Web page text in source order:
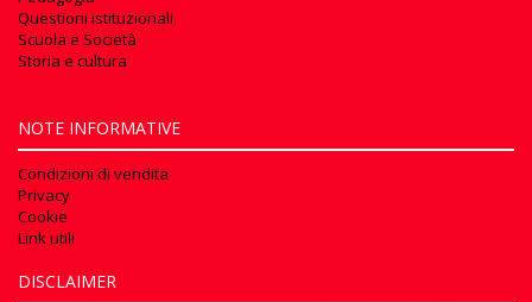
Questioni istituzionali
Scuola e Società
Storia e cultura
NOTE INFORMATIVE
Condizioni di vendita
Privacy
Cookie
Link utili
DISCLAIMER